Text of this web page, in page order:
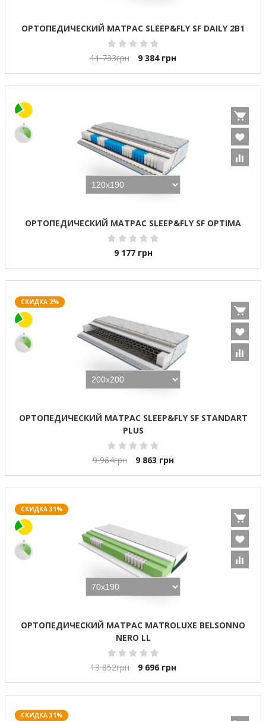
ОРТОПЕДИЧЕСКИЙ МАТРАС SLEEP&FLY SF DAILY 2В1
11 733грн 9 384 грн
ОРТОПЕДИЧЕСКИЙ МАТРАС SLEEP&FLY SF OPTIMA
9 177 грн
СКИДКА 2%
ОРТОПЕДИЧЕСКИЙ МАТРАС SLEEP&FLY SF STANDART
PLUS
9 964грн 9 863 грн
СКИДКА 31%
ОРТОПЕДИЧЕСКИЙ МАТРАС MATROLUXE BELSONNO
NERO LL
13 852грн 9 696 грн
СКИДКА 31%